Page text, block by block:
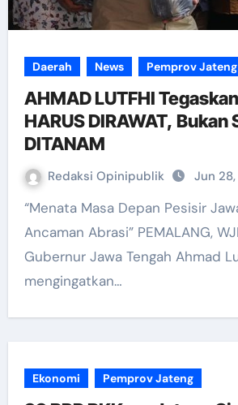
Daerah News Pemprov Jateng
AHMAD LUTFHI
HARUS DIRAWAT, Bukan
DITANAM
Redaksi Opinipublik Jun
“Menata Masa Depan Pesisir Jawa Tengah dari
Ancaman Abrasi” PEMALANG,
Gubernur Jawa Tengah Ahmad
mengingatkan…
Ekonomi Pemprov Jateng